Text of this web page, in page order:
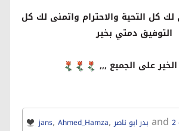
كل التحية والاحترام واتمنى لك كل
التوفيق دمتي بخير
على الجميع ,,,
jans, Ahmed_Hamza,بدر ابو ناصر and 2